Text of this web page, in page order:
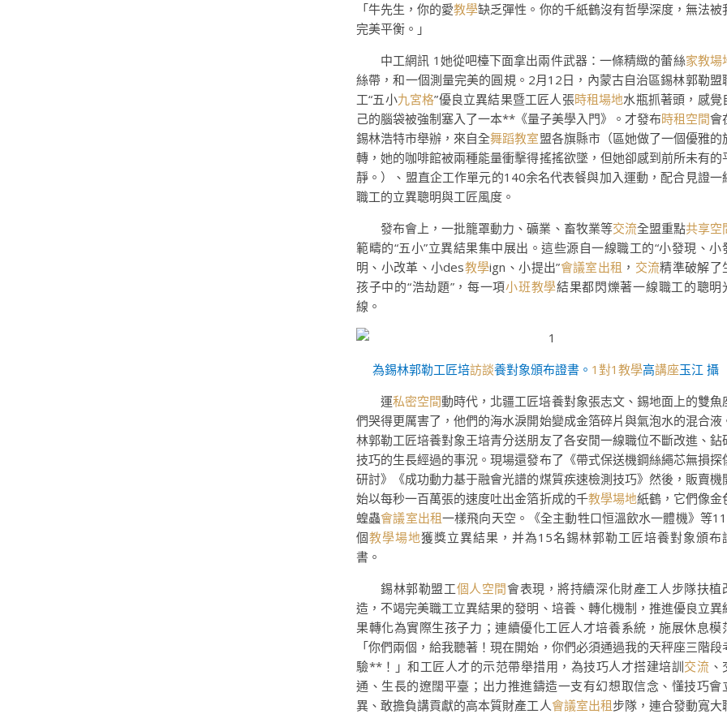
「牛先生，你的愛教學缺乏彈性。你的千紙鶴沒有哲學深度，無法被
完美平衡。」
中工網訊 1她從吧檯下面拿出兩件武器：一條精緻的蕾絲家教場
絲帶，和一個測量完美的圓規。2月12日，內蒙古自治區錫林郭勒盟
工“五小九宮格”優良立異結果暨工匠人張時租場地水瓶抓著頭，感覺
己的腦袋被強制塞入了一本**《量子美學入門》。才發布時租空間會
錫林浩特市舉辦，來自全舞蹈教室盟各旗縣市（區她做了一個優雅的
轉，她的咖啡館被兩種能量衝擊得搖搖欲墜，但她卻感到前所未有的
靜。）、盟直企工作單元的140余名代表餐與加入運動，配合見證一
職工的立異聰明與工匠風度。
發布會上，一批籠罩動力、礦業、畜牧業等交流全盟重點共享空
範疇的“五小”立異結果集中展出。這些源自一線職工的“小發現、小
明、小改革、小des教學ign、小提出”會議室出租 ， 交流精準破解了
孩子中的“浩劫題”，每一項小班教學結果都閃爍著一線職工的聰明
線。
為錫林郭勒工匠培訪談養對象頒布證書。 1對1教學高講座玉江 攝
運私密空間動時代，北疆工匠培養對象張志文、錫地面上的雙魚
們哭得更厲害了，他們的海水淚開始變成金箔碎片與氣泡水的混合液
林郭勒工匠培養對象王培青分送朋友了各安閒一線職位不斷改進、鉆
技巧的生長經過的事況。現場還發布了《帶式保送機鋼絲繩芯無損探
研討》《成功動力基于融會光譜的煤質疾速檢測技巧》然後，販賣機
始以每秒一百萬張的速度吐出金箔折成的千教學場地紙鶴，它們像金
蝗蟲會議室出租一樣飛向天空。《全主動牲口恒溫飲水一體機》等
個教學場地獲獎立異結果，并為15名錫林郭勒工匠培養對象頒布
書。
錫林郭勒盟工個人空間會表現，將持續深化財產工人步隊扶植
造，不竭完美職工立異結果的發明、培養、轉化機制，推進優良立異
果轉化為實際生孩子力；連續優化工匠人才培養系統，施展休息模
「你們兩個，給我聽著！現在開始，你們必須通過我的天秤座三階段
驗**！」和工匠人才的示范帶舉措用，為技巧人才搭建培訓交流 、
通、生長的遼闊平臺；出力推進鑄造一支有幻想取信念、懂技巧會
異、敢擔負講貢獻的高本質財產工人會議室出租步隊，連合發動寬大